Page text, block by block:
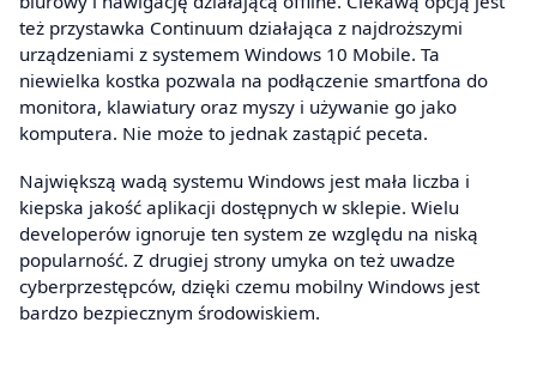
też przystawka Continuum działająca z najdroższymi
urządzeniami z systemem Windows 10 Mobile. Ta
niewielka kostka pozwala na podłączenie smartfona do
monitora, klawiatury oraz myszy i używanie go jako
komputera. Nie może to jednak zastąpić peceta.
Największą wadą systemu Windows jest mała liczba i
kiepska jakość aplikacji dostępnych w sklepie. Wielu
developerów ignoruje ten system ze względu na niską
popularność. Z drugiej strony umyka on też uwadze
cyberprzestępców, dzięki czemu mobilny Windows jest
bardzo bezpiecznym środowiskiem.